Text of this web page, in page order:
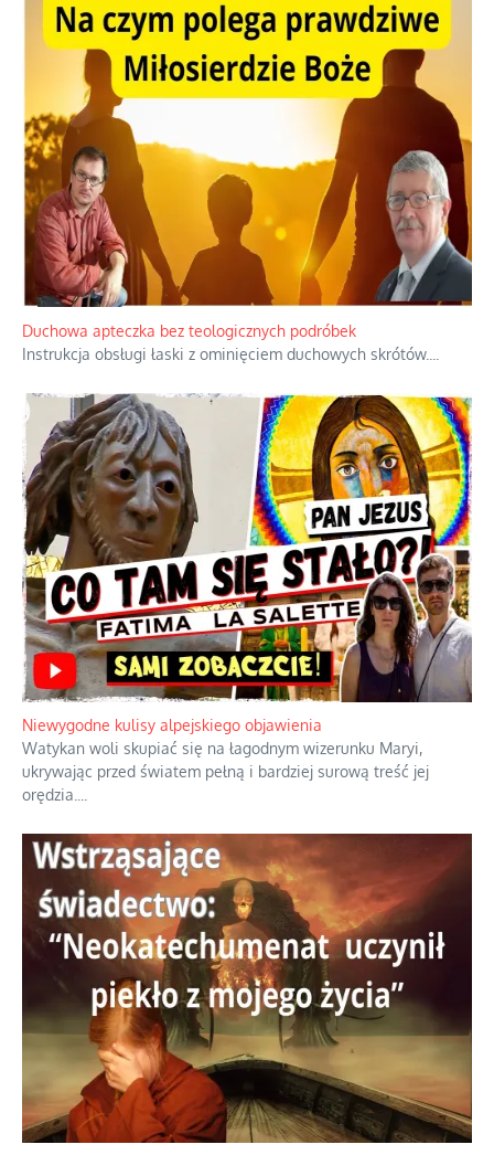
Duchowa apteczka bez teologicznych podróbek
Instrukcja obsługi łaski z ominięciem duchowych skrótów.
Niewygodne kulisy alpejskiego objawienia
Watykan woli skupiać się na łagodnym wizerunku Maryi,
ukrywając przed światem pełną i bardziej surową treść jej
orędzia.